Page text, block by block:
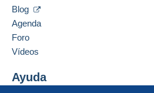
integrado a la página
vendedor al comprador. Una
cláusulas relativas al pago,
nulas. Las condiciones de
41400
Blog
Agenda
Foro
Vídeos
Ayuda